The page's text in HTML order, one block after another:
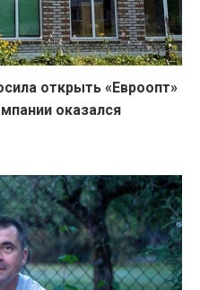
открыть «Евроопт»
оказался